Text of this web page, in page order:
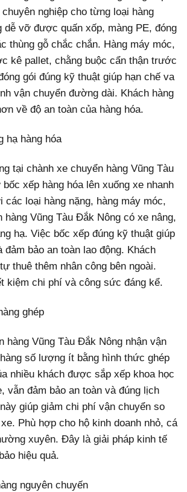
nghiệp cho từng loại hàng
dễ vỡ được quấn xốp, màng PE, đóng
thùng gỗ chắc chắn. Hàng máy móc,
kê pallet, chằng buộc cẩn thận trước
gói đúng kỹ thuật giúp hạn chế va
vận chuyển đường dài. Khách hàng
về độ an toàn của hàng hóa.
hạ hàng hóa
tại chành xe chuyển hàng Vũng Tàu
xếp hàng hóa lên xuống xe nhanh
các loại hàng nặng, hàng máy móc,
hàng Vũng Tàu Đắk Nông có xe nâng,
hạ. Việc bốc xếp đúng kỹ thuật giúp
đảm bảo an toàn lao động. Khách
thuê thêm nhân công bên ngoài.
kiệm chi phí và công sức đáng kể.
ghép
hàng Vũng Tàu Đắk Nông nhận vận
số lượng ít bằng hình thức ghép
nhiều khách được sắp xếp khoa học
vẫn đảm bảo an toàn và đúng lịch
giúp giảm chi phí vận chuyển so
Phù hợp cho hộ kinh doanh nhỏ, cá
xuyên. Đây là giải pháp kinh tế
hiệu quả.
nguyên chuyến